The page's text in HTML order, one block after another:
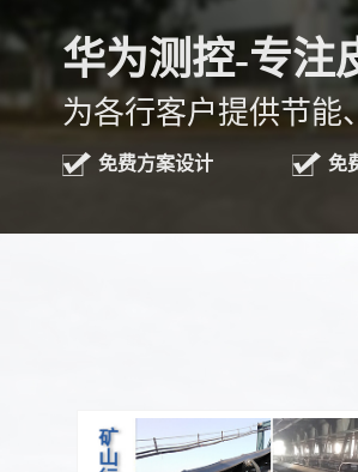
华为测控-专注
为各行客户提供节能
免费方案设计 免